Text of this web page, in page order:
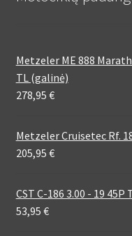
Metzeler ME 888
TL (galinė)
278,95 €
Metzeler Cruisetec Rf.
205,95 €
CST C-186 3.00 - 19
53,95 €